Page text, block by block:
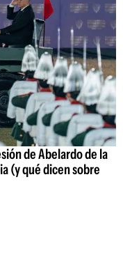
de Abelardo de la
(y qué dicen sobre